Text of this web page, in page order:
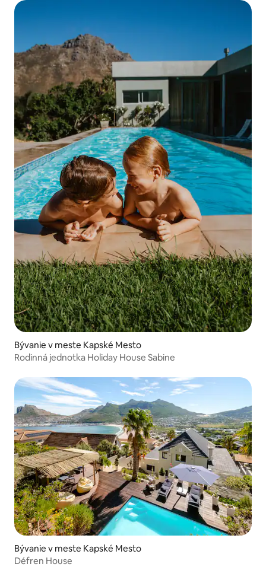
Bývanie v meste Kapské Mesto
Rodinná jednotka Holiday House Sabine
Bývanie v meste Kapské Mesto
Défren House